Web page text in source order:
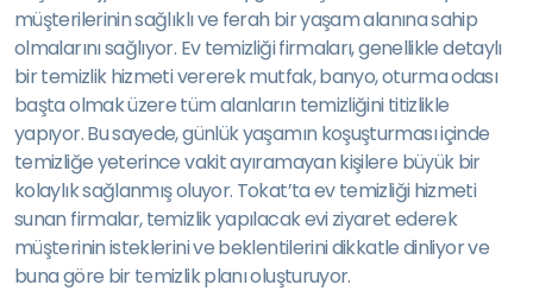
müşterilerinin sağlıklı ve ferah bir yaşam alanına sahip
olmalarını sağlıyor. Ev temizliği firmaları, genellikle detaylı
bir temizlik hizmeti vererek mutfak, banyo, oturma odası
başta olmak üzere tüm alanların temizliğini titizlikle
yapıyor. Bu sayede, günlük yaşamın koşuşturması içinde
temizliğe yeterince vakit ayıramayan kişilere büyük bir
kolaylık sağlanmış oluyor. Tokat’ta ev temizliği hizmeti
sunan firmalar, temizlik yapılacak evi ziyaret ederek
müşterinin isteklerini ve beklentilerini dikkatle dinliyor ve
buna göre bir temizlik planı oluşturuyor.